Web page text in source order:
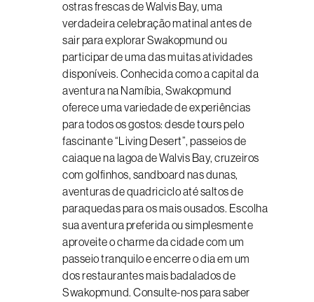
ostras frescas de Walvis Bay, uma
verdadeira celebração matinal antes de
sair para explorar Swakopmund ou
participar de uma das muitas atividades
disponíveis. Conhecida como a capital da
aventura na Namíbia, Swakopmund
oferece uma variedade de experiências
para todos os gostos: desde tours pelo
fascinante “Living Desert”, passeios de
caiaque na lagoa de Walvis Bay, cruzeiros
com golfinhos, sandboard nas dunas,
aventuras de quadriciclo até saltos de
paraquedas para os mais ousados. Escolha
sua aventura preferida ou simplesmente
aproveite o charme da cidade com um
passeio tranquilo e encerre o dia em um
dos restaurantes mais badalados de
Swakopmund. Consulte-nos para saber